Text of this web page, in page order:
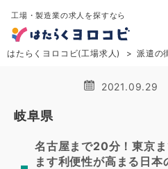
工場・製造業の求人を探すなら
はたらくヨロコビ(工場求人) 派遣の
2021.09.29
岐阜県
名古屋まで20分！東京
ます利便性が高まる日本